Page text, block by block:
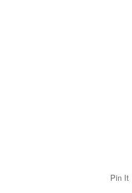
Pin It